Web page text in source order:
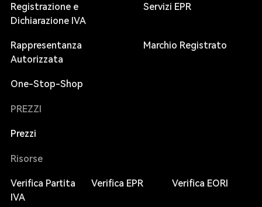
Registrazione e
Dichiarazione IVA
Servizi EPR
Rappresentanza
Autorizzata
Marchio Registrato
One-Stop-Shop
PREZZI
Prezzi
Risorse
Verifica Partita
IVA
Verifica EPR Verifica EORI